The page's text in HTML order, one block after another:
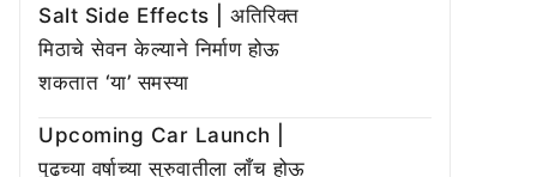
Salt Side Effects | अतिरिक्त
मिठाचे सेवन केल्याने निर्माण होऊ
शकतात ‘या’ समस्या
Upcoming Car Launch |
पुढच्या वर्षाच्या सुरुवातीला लाँच होऊ